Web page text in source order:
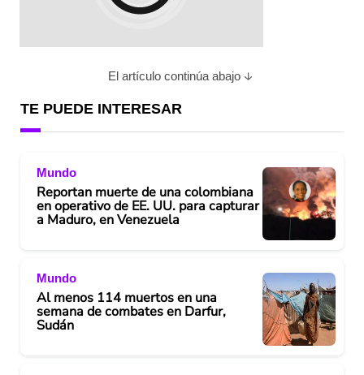
El artículo continúa abajo
TE PUEDE INTERESAR
Mundo
Reportan muerte de una colombiana
en operativo de EE. UU. para capturar
a Maduro, en Venezuela
Mundo
Al menos 114 muertos en una
semana de combates en Darfur,
Sudán